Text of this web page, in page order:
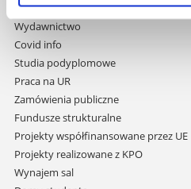
przejdź
do
treści
Biblioteka
Wydawnictwo
Covid info
Studia podyplomowe
Praca na UR
Zamówienia publiczne
Fundusze strukturalne
Projekty współfinansowane przez UE
Projekty realizowane z KPO
Wynajem sal